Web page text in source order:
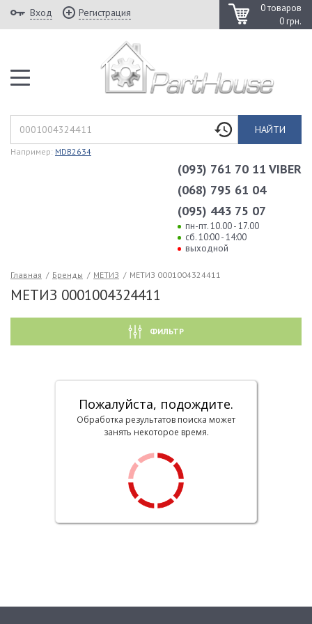
0 товаров
0 грн.
Вход Регистрация
НАЙТИ
Например: MDB2634
(093) 761 70 11 VIBER
(068) 795 61 04
(095) 443 75 07
пн-пт. 10.00 - 17.00
сб. 10:00 - 14:00
выходной
Главная / Бренды / МЕТИЗ / МЕТИЗ 0001004324411
МЕТИЗ 0001004324411
ФИЛЬТР
Пожалуйста, подождите.
Обработка результатов поиска может
занять некоторое время.